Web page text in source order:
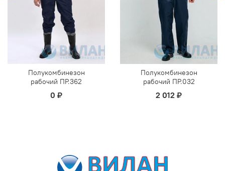
Полукомбинезон
рабочий ПР.362
0 ₽
Полукомбинезон
рабочий ПР.032
2 012 ₽